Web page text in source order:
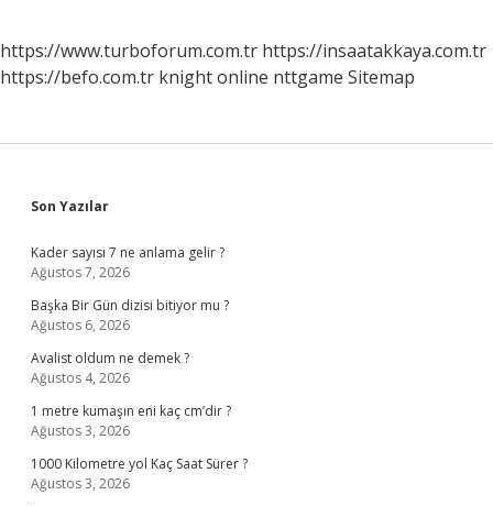
https://www.turboforum.com.tr https://insaatakkaya.com.tr
https://befo.com.tr knight online nttgame Sitemap
Sidebar
Son Yazılar
Kader sayısı 7 ne anlama gelir ?
Ağustos 7, 2026
Başka Bir Gün dizisi bitiyor mu ?
Ağustos 6, 2026
Avalist oldum ne demek ?
Ağustos 4, 2026
1 metre kumaşın eni kaç cm’dir ?
Ağustos 3, 2026
1000 Kilometre yol Kaç Saat Sürer ?
Ağustos 3, 2026